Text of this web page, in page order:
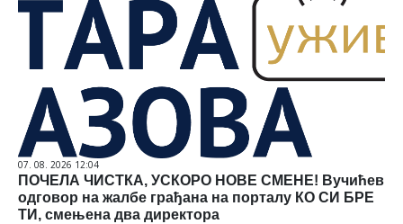
07. 08. 2026 12:04
ПОЧЕЛА ЧИСТКА, УСКОРО НОВЕ СМЕНЕ! Вучићев
одговор на жалбе грађана на порталу КО СИ БРЕ
ТИ, смењена два директора